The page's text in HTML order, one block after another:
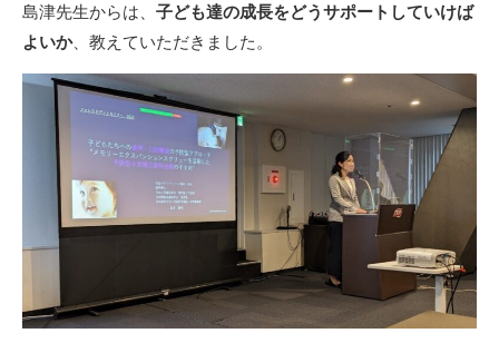
島津先生からは、 子ども達の成長をどうサポートしていけば
よいか、教えていただきました。